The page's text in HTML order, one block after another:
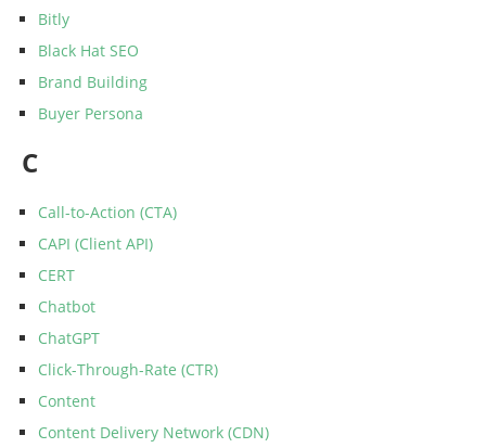
Bitly
Black Hat SEO
Brand Building
Buyer Persona
C
Call-to-Action (CTA)
CAPI (Client API)
CERT
Chatbot
ChatGPT
Click-Through-Rate (CTR)
Content
Content Delivery Network (CDN)